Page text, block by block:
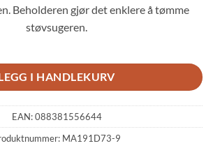
Beholderen gjør det enklere å tømme
støvsugeren.
Cyclone antall
I HANDLEKURV
EAN:088381556644
MA191D73-9